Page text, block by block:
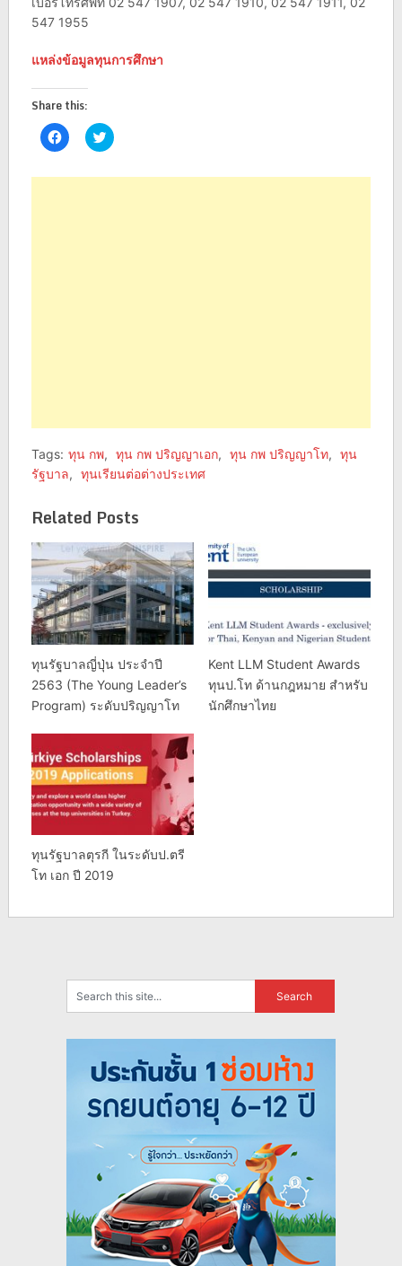
547 1955
แหล่งข้อมูลทุนการศึกษา
Share this:
Click
to
Facebook
Click
to
Twitter
Tags: ทุน กพ, ทุน กพ ปริญญาเอก, ทุน กพ ปริญญาโท, ทุน
รัฐบาล, ทุนเรียนต่อต่างประเทศ
Related Posts
ทุนรัฐบาลญี่ปุ่น ประจำปี
2563 (The Young Leader’s
Program) ระดับปริญญาโท
Kent LLM Student Awards
ทุนป.โท ด้านกฎหมาย สำหรับ
นักศึกษาไทย
ทุนรัฐบาลตุรกี ในระดับป.ตรี
โท เอก ปี 2019